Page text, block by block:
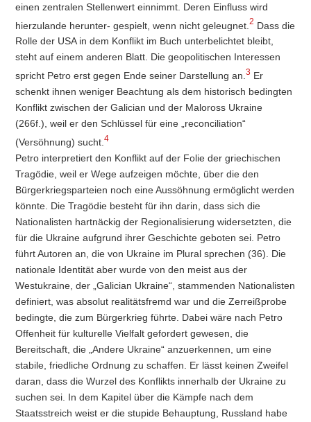
einen zentralen Stellenwert einnimmt. Deren Einfluss wird
hierzulande herunter- gespielt, wenn nicht geleugnet.2 Dass die
Rolle der USA in dem Konflikt im Buch unterbelichtet bleibt,
steht auf einem anderen Blatt. Die geopolitischen Interessen
spricht Petro erst gegen Ende seiner Darstellung an.3 Er
schenkt ihnen weniger Beachtung als dem historisch bedingten
Konflikt zwischen der Galician und der Maloross Ukraine
(266f.), weil er den Schlüssel für eine „reconciliation“
(Versöhnung) sucht.4
Petro interpretiert den Konflikt auf der Folie der griechischen
Tragödie, weil er Wege aufzeigen möchte, über die den
Bürgerkriegsparteien noch eine Aussöhnung ermöglicht werden
könnte. Die Tragödie besteht für ihn darin, dass sich die
Nationalisten hartnäckig der Regionalisierung widersetzten, die
für die Ukraine aufgrund ihrer Geschichte geboten sei. Petro
führt Autoren an, die von Ukraine im Plural sprechen (36). Die
nationale Identität aber wurde von den meist aus der
Westukraine, der „Galician Ukraine“, stammenden Nationalisten
definiert, was absolut realitätsfremd war und die Zerreißprobe
bedingte, die zum Bürgerkrieg führte. Dabei wäre nach Petro
Offenheit für kulturelle Vielfalt gefordert gewesen, die
Bereitschaft, die „Andere Ukraine“ anzuerkennen, um eine
stabile, friedliche Ordnung zu schaffen. Er lässt keinen Zweifel
daran, dass die Wurzel des Konflikts innerhalb der Ukraine zu
suchen sei. In dem Kapitel über die Kämpfe nach dem
Staatsstreich weist er die stupide Behauptung, Russland habe